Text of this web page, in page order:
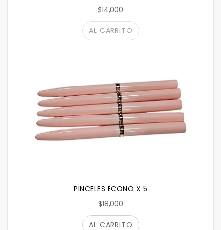
$14,000
AL CARRITO
PINCELES ECONO X 5
$18,000
AL CARRITO